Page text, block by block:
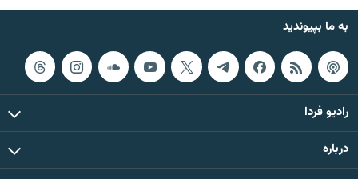
به ما بپیوندید
رادیو فردا
درباره